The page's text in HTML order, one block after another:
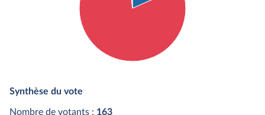
Synthèse du vote
Nombre de votants : 163